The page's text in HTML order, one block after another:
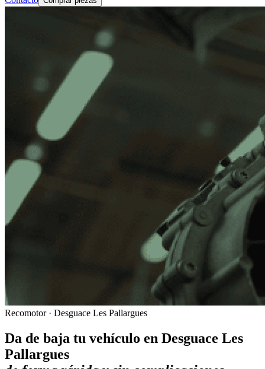
Recomotor · Desguace Les Pallargues
Da de baja tu vehículo en Desguace Les
Pallargues